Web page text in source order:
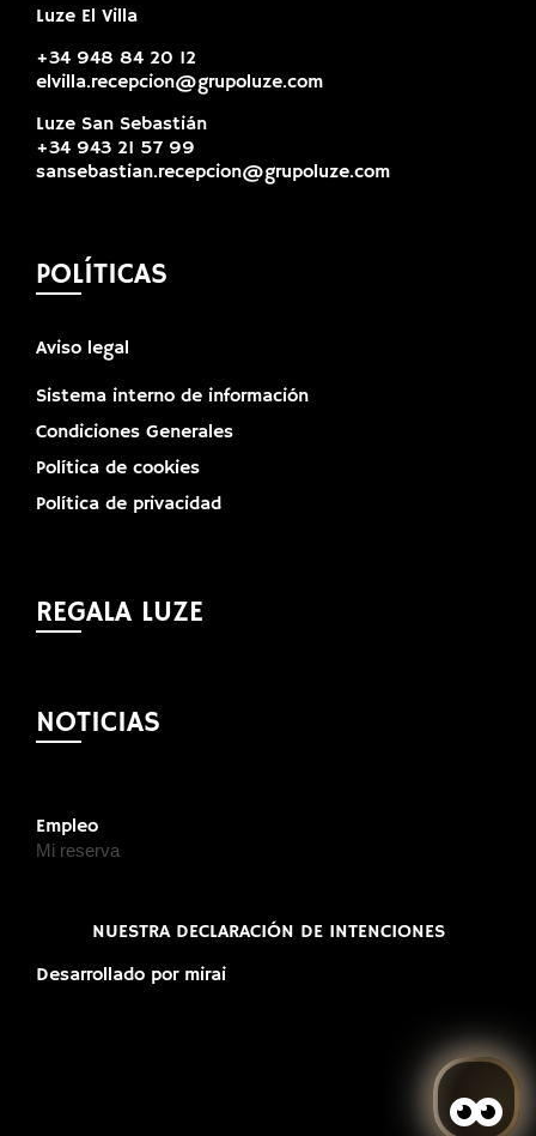
Luze El Villa
+34 948 84 20 12
elvilla.recepcion@grupoluze.com
Luze San Sebastián
+34 943 21 57 99
sansebastian.recepcion@grupoluze.com
POLÍTICAS
Aviso legal
Sistema interno de información
Condiciones Generales
Política de cookies
Política de privacidad
REGALA LUZE
NOTICIAS
Empleo
Mi reserva
NUESTRA DECLARACIÓN DE INTENCIONES
Desarrollado por mirai